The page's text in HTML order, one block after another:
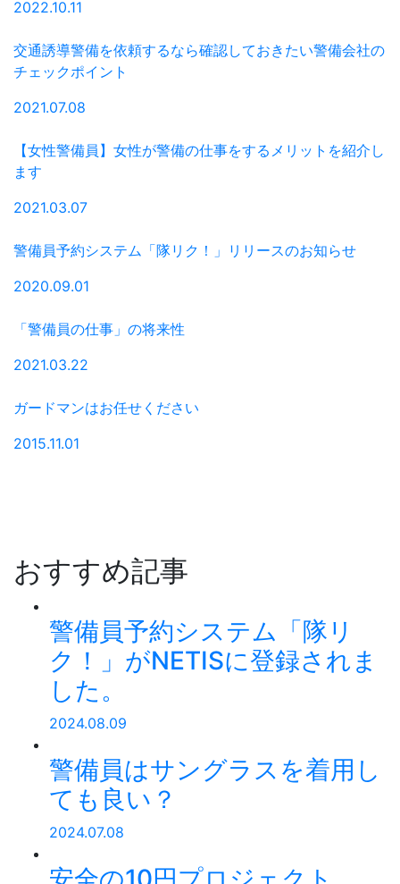
2022.10.11
交通誘導警備を依頼するなら確認しておきたい警備会社の
チェックポイント
2021.07.08
【女性警備員】女性が警備の仕事をするメリットを紹介し
ます
2021.03.07
警備員予約システム「隊リク！」リリースのお知らせ
2020.09.01
「警備員の仕事」の将来性
2021.03.22
ガードマンはお任せください
2015.11.01
おすすめ記事
警備員予約システム「隊リ
ク！」がNETISに登録されま
した。
2024.08.09
警備員はサングラスを着用し
ても良い？
2024.07.08